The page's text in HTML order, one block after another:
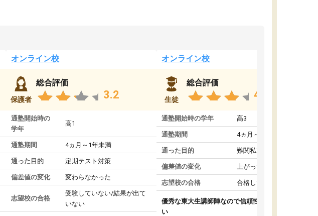
オンライン校
保護者
総合評価
3.2
通塾開始時の
学年
高1
通塾期間 4ヵ月～1年未満
通った目的 定期テスト対策
偏差値の変化 変わらなかった
志望校の合格
受験していない/結果が出て
いない
オンライン校
生徒
総合評価
4.4
通塾開始時の学年 高3
通塾期間 4ヵ月～1年未満
通った目的 難関私立受験対策
偏差値の変化 上がった
志望校の合格 合格した
優秀な東大生講師陣なので信頼性や安心感が高
い